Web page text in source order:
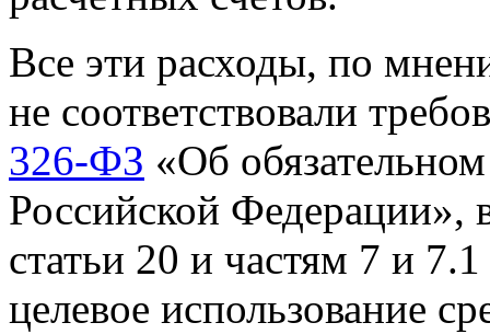
Все эти расходы, по
не соответствовали
326-ФЗ «Об
Российской Федерации»,
статьи 20 и частям 7 и
целевое использование